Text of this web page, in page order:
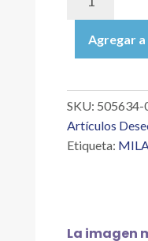
0005
GARRAFÓN
SIN
DE
PP,
GRADUADO,
Agregar
SKU: 505634-
Artículos
Etiqueta:
La imagen